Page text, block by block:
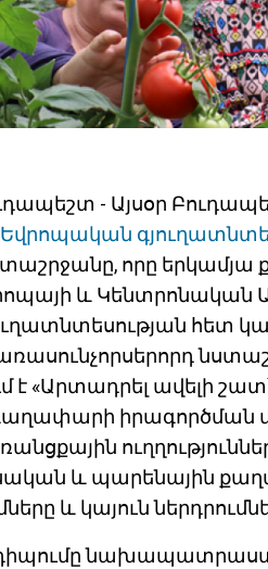
- Այսօր
Եվրոպական
որը երկամյա
և Կենտրոնական
հետ
է «Արտադրել ավելի
գաղափարի իրագործման
և պարենային
և կայուն